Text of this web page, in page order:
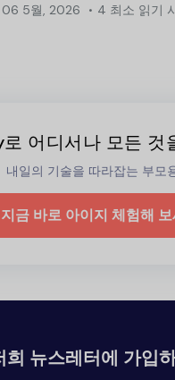
06 5월, 2026 4 최소 읽기
어디서나 모든 것
내일의 기술을 따라잡는 부모
지금 바로 아이지 체험해
희 뉴스레터에 가입